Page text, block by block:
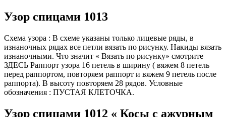
Узор спицами 1013
Схема узора : В схеме указаны только лицевые ряды, в
изнаночных рядах все петли вязать по рисунку. Накиды вязать
изнаночными. Что значит « Вязать по рисунку» смотрите
ЗДЕСЬ Раппорт узора 16 петель в ширину ( вяжем 8 петель
перед раппортом, повторяем раппорт и вяжем 9 петель после
раппорта). В высоту повторяем 28 рядов. Условные
обозначения : ПУСТАЯ КЛЕТОЧКА.
Узор спицами 1012 « Косы с ажурным